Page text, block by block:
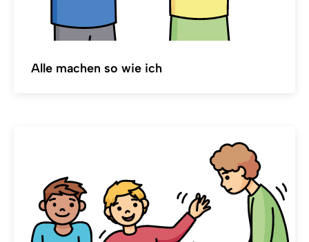
Alle machen so wie ich